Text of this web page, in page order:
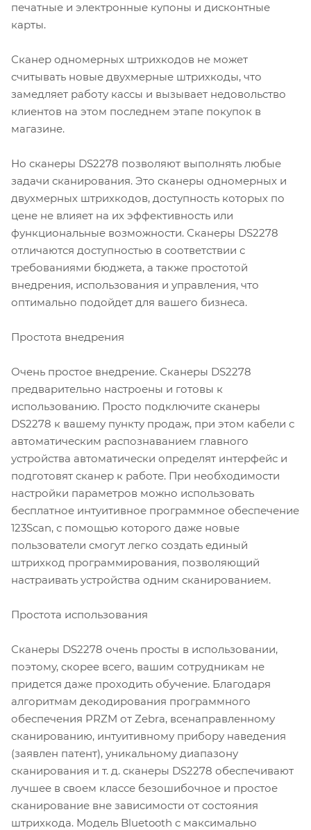
печатные и электронные купоны и дисконтные
карты.
Сканер одномерных штрихкодов не может
считывать новые двухмерные штрихкоды, что
замедляет работу кассы и вызывает недовольство
клиентов на этом последнем этапе покупок в
магазине.
Но сканеры DS2278 позволяют выполнять любые
задачи сканирования. Это сканеры одномерных и
двухмерных штрихкодов, доступность которых по
цене не влияет на их эффективность или
функциональные возможности. Сканеры DS2278
отличаются доступностью в соответствии с
требованиями бюджета, а также простотой
внедрения, использования и управления, что
оптимально подойдет для вашего бизнеса.
Простота внедрения
Очень простое внедрение. Сканеры DS2278
предварительно настроены и готовы к
использованию. Просто подключите сканеры
DS2278 к вашему пункту продаж, при этом кабели с
автоматическим распознаванием главного
устройства автоматически определят интерфейс и
подготовят сканер к работе. При необходимости
настройки параметров можно использовать
бесплатное интуитивное программное обеспечение
123Scan, с помощью которого даже новые
пользователи смогут легко создать единый
штрихкод программирования, позволяющий
настраивать устройства одним сканированием.
Простота использования
Сканеры DS2278 очень просты в использовании,
поэтому, скорее всего, вашим сотрудникам не
придется даже проходить обучение. Благодаря
алгоритмам декодирования программного
обеспечения PRZM от Zebra, всенаправленному
сканированию, интуитивному прибору наведения
(заявлен патент), уникальному диапазону
сканирования и т. д. сканеры DS2278 обеспечивают
лучшее в своем классе безошибочное и простое
сканирование вне зависимости от состояния
штрихкода. Модель Bluetooth с максимально